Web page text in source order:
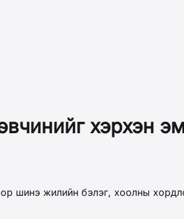
хэрхэн
шинэ жилийн бэлэг, хоолны